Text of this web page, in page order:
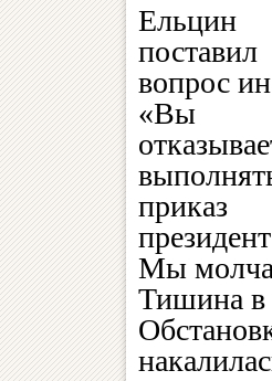
Ельцин
поставил
вопрос
«Вы
приказ
Мы
Тишина в